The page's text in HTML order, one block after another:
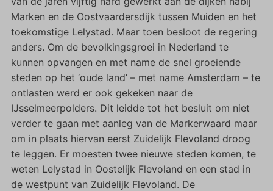
Marken en de Oostvaardersdijk tussen Muiden en het
toekomstige Lelystad. Maar toen besloot de regering
anders. Om de bevolkingsgroei in Nederland te
kunnen opvangen en met name de snel groeiende
steden op het ‘oude land’ – met name Amsterdam – te
ontlasten werd er ook gekeken naar de
IJsselmeerpolders. Dit leidde tot het besluit om niet
verder te gaan met aanleg van de Markerwaard maar
om in plaats hiervan eerst Zuidelijk Flevoland droog
te leggen. Er moesten twee nieuwe steden komen, te
weten Lelystad in Oostelijk Flevoland en een stad in
de westpunt van Zuidelijk Flevoland. De